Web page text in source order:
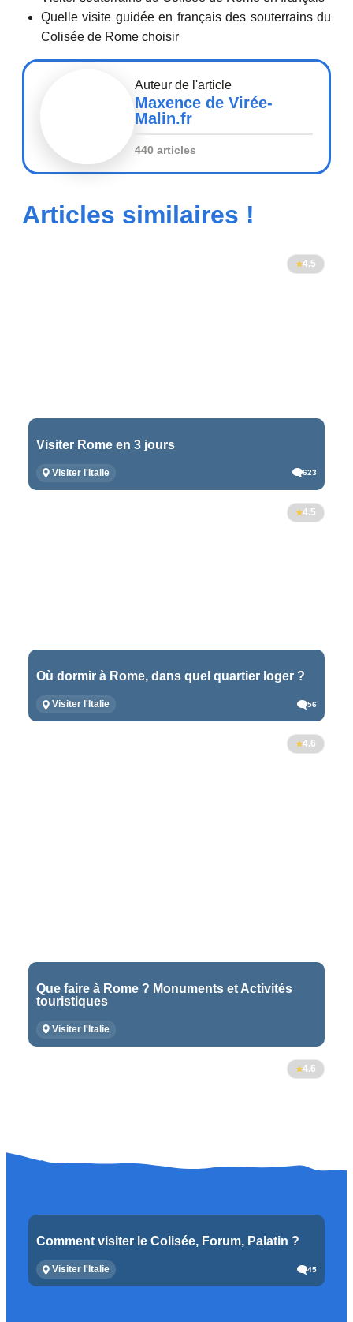
Quelle visite guidée en français des souterrains du
Colisée de Rome choisir
Auteur de l'article
Maxence de Virée-
Malin.fr
440 articles
Articles similaires !
4.5
Visiter Rome en 3 jours
Visiter l'Italie 623
4.5
Où dormir à Rome, dans quel quartier loger ?
Visiter l'Italie 56
4.6
Que faire à Rome ? Monuments et Activités
touristiques
Visiter l'Italie
4.6
Comment visiter le Colisée, Forum, Palatin ?
Visiter l'Italie 45